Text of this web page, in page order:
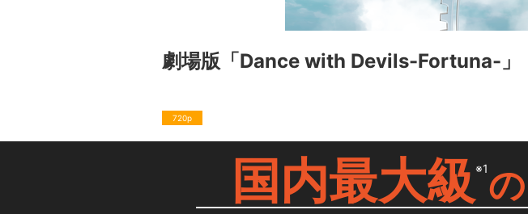
劇場版「Dance with Devils-Fortuna-」
720p
国内最大級 ※1の